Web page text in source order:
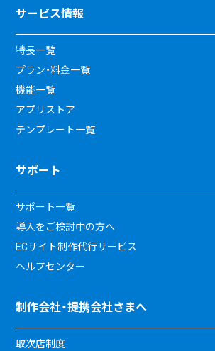
サービス情報
特長一覧
プラン・料金一覧
機能一覧
アプリストア
テンプレート一覧
サポート
サポート一覧
導入をご検討中の方へ
ECサイト制作代行サービス
ヘルプセンター
制作会社・提携会社さまへ
取次店制度